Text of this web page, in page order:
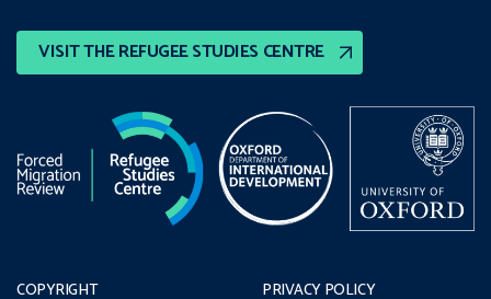
VISIT THE REFUGEE STUDIES CENTRE
COPYRIGHT PRIVACY POLICY